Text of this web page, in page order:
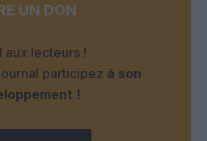
UN DON
aux lecteurs !
participez à son
!